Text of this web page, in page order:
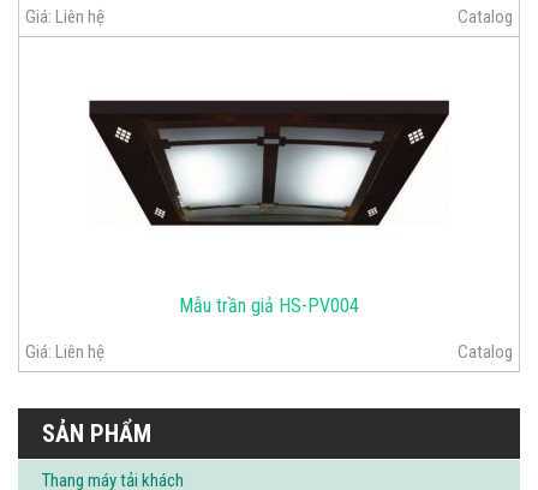
Giá: Liên hệ Catalog
Mẫu trần giả HS-PV004
Giá: Liên hệ Catalog
SẢN PHẨM
Thang máy tải khách